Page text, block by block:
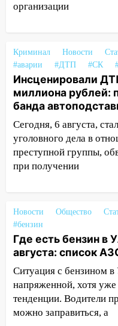
19:14
Житель
подвез троих
18:14
Прогноз
Ульяновской
18:00
экстрим: в
большой
17:30 Где есть
августа после
сообщницу
16:12
Едва не
Вешкайме
знакомым
больницей
16:06 18-летняя
перевернулась
больницу
организации
Криминал Новости
#аварии
#ДТП #СК
Инсценировали
миллиона рублей:
банда
Сегодня, 6 августа,
уголовного дела в
преступной группы,
при получении
Новости Общество
#бензин
Где есть бензин в
августа: список
Ситуация с бензином в
напряженной, хотя
тенденции. Водители
можно заправиться, а